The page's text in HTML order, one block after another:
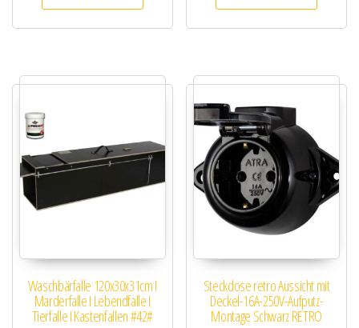
Waschbärfalle 120x30x31cm I
Marderfalle I Lebendfalle I
Tierfalle I Kastenfallen #42#
Steckdose retro Aussicht mit
Deckel-16A-250V-Aufputz-
Montage Schwarz RETRO